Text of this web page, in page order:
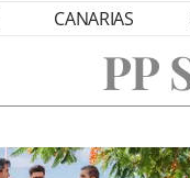
CANARIAS
PP